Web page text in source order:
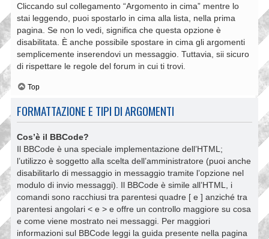
Cliccando sul collegamento “Argomento in cima” mentre lo
stai leggendo, puoi spostarlo in cima alla lista, nella prima
pagina. Se non lo vedi, significa che questa opzione è
disabilitata. È anche possibile spostare in cima gli argomenti
semplicemente inserendovi un messaggio. Tuttavia, sii sicuro
di rispettare le regole del forum in cui ti trovi.
Top
FORMATTAZIONE E TIPI DI ARGOMENTI
Cos’è il BBCode?
Il BBCode è una speciale implementazione dell’HTML;
l’utilizzo è soggetto alla scelta dell’amministratore (puoi anche
disabilitarlo di messaggio in messaggio tramite l’opzione nel
modulo di invio messaggi). Il BBCode è simile all’HTML, i
comandi sono racchiusi tra parentesi quadre [ e ] anziché tra
parentesi angolari < e > e offre un controllo maggiore su cosa
e come viene mostrato nei messaggi. Per maggiori
informazioni sul BBCode leggi la guida presente nella pagina